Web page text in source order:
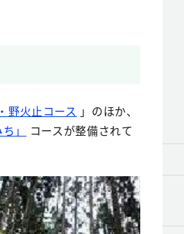
野火止コース 」のほか、
」
コースが整備されて